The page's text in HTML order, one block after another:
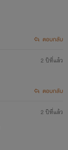
ตอบกลับ
2 ปีที่แล้ว
ตอบกลับ
2 ปีที่แล้ว